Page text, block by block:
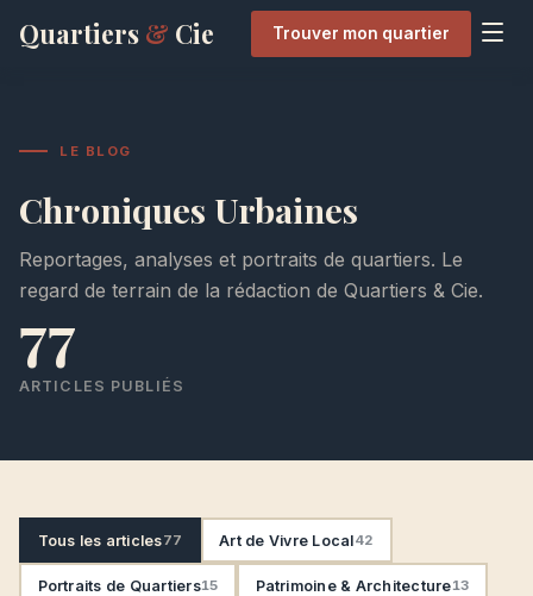
Quartiers & Cie Trouver mon quartier
LE BLOG
Chroniques Urbaines
Reportages, analyses et portraits de quartiers. Le
regard de terrain de la rédaction de Quartiers & Cie.
77
ARTICLES PUBLIÉS
Tous les articles77 Art de Vivre Local42
Portraits de Quartiers15 Patrimoine & Architecture13